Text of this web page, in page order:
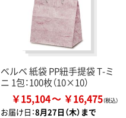
ベルベ 紙袋 PP紐手提袋 T-ミ
ニ 1包：100枚（10×10）
￥15,104 ￥16,475
お届け日：8月27日（木）まで